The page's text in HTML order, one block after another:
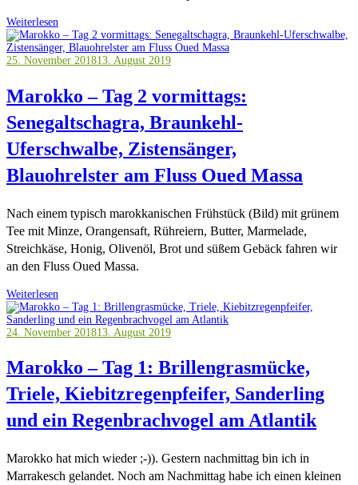
Weiterlesen
25. November 201813. August 2019
Marokko – Tag 2 vormittags:
Senegaltschagra, Braunkehl-
Uferschwalbe, Zistensänger,
Blauohrelster am Fluss Oued Massa
Nach einem typisch marokkanischen Frühstück (Bild) mit grünem
Tee mit Minze, Orangensaft, Rühreiern, Butter, Marmelade,
Streichkäse, Honig, Olivenöl, Brot und süßem Gebäck fahren wir
an den Fluss Oued Massa.
Weiterlesen
24. November 201813. August 2019
Marokko – Tag 1: Brillengrasmücke,
Triele, Kiebitzregenpfeifer, Sanderling
und ein Regenbrachvogel am Atlantik
Marokko hat mich wieder ;-)). Gestern nachmittag bin ich in
Marrakesch gelandet. Noch am Nachmittag habe ich einen kleinen